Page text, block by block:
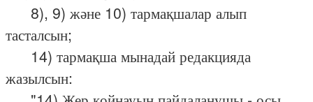
8), 9) және 10) тармақшалар алып
тасталсын;
14) тармақша мынадай редакцияда
жазылсын: